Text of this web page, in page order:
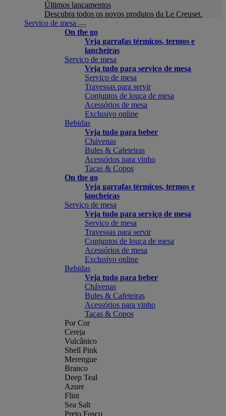
Últimos lançamentos
Descubra todos os novos produtos da Le Creuset.
Serviço de mesa
On the go
Veja garrafas térmicos, termos e
lancheiras
Serviço de mesa
Veja tudo para serviço de mesa
Serviço de mesa
Travessas para servir
Conjuntos de louça de mesa
Acessórios de mesa
Exclusivo online
Bebidas
Veja tudo para beber
Chávenas
Bules & Cafeteiras
Acessórios para vinho
Taças & Copos
On the go
Veja garrafas térmicos, termos e
lancheiras
Serviço de mesa
Veja tudo para serviço de mesa
Serviço de mesa
Travessas para servir
Conjuntos de louça de mesa
Acessórios de mesa
Exclusivo online
Bebidas
Veja tudo para beber
Chávenas
Bules & Cafeteiras
Acessórios para vinho
Taças & Copos
Por Cor
Cereja
Vulcânico
Shell Pink
Merengue
Branco
Deep Teal
Azure
Flint
Sea Salt
Preto Fosco